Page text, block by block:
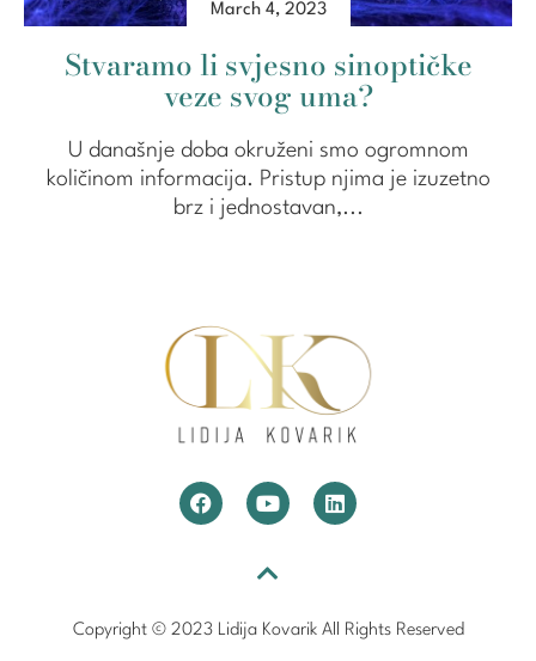
March 4, 2023
Stvaramo li svjesno sinoptičke
veze svog uma?
U današnje doba okruženi smo ogromnom
količinom informacija. Pristup njima je izuzetno
brz i jednostavan,...
Copyright © 2023 Lidija Kovarik All Rights Reserved